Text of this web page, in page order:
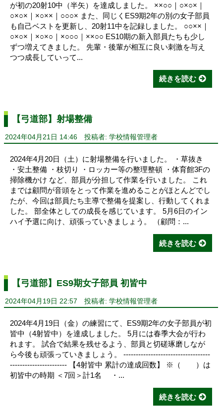
が初の20射10中（半矢）を達成しました。 ××○○｜○×○×｜
○×○×｜×○××｜○○○× また、同じくES9期2年の別の女子部員
も自己ベストを更新し、20射11中を記録しました。 ○○××｜
○×○×｜×○×○｜×○○○｜××○○ ES10期の新入部員たちも少し
ずつ増えてきました。 先輩・後輩が相互に良い刺激を与え
つつ成長していって...
続きを読む
【弓道部】射場整備
2024年04月21日 14:46 投稿者: 学校情報管理者
2024年4月20日（土）に射場整備を行いました。 ・草抜き
・安土整備 ・枝切り ・ロッカー等の整理整頓 ・体育館3Fの
掃除機かけ など、部員が分担して作業を行いました。 これ
までは顧問が音頭をとって作業を進めることがほとんどでし
たが、今回は部員たち主導で整備を提案し、行動してくれま
した。 部全体としての成長を感じています。 5月6日のイン
ハイ予選に向け、頑張っていきましょう。 （顧問：...
続きを読む
【弓道部】ES9期女子部員 初皆中
2024年04月19日 22:57 投稿者: 学校情報管理者
2024年4月19日（金）の練習にて、ES9期2年の女子部員が初
皆中（4射皆中）を達成しました。 5月には春季大会が行わ
れます。 試合で結果を残せるよう、部員と切磋琢磨しなが
ら今後も頑張っていきましょう。 -----------------------------------
----------------------- 【4射皆中 累計の達成回数】 ※（ ）は
初皆中の時期 ＜7回＞計1名 ・...
続きを読む